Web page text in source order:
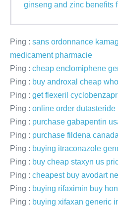
ginseng and zinc benefits
Ping : sans ordonnance
medicament pharmacie
Ping : cheap enclomiphene
Ping : buy androxal cheap
Ping : get flexeril
Ping : online order
Ping : purchase gabapentin
Ping : purchase fildena
Ping : buying itraconazole
Ping : buy cheap staxyn us
Ping : cheapest buy avodart
Ping : buying rifaximin buy
Ping : buying xifaxan generic